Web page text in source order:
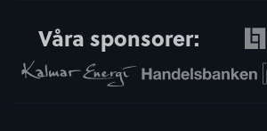
Våra sponsorer: